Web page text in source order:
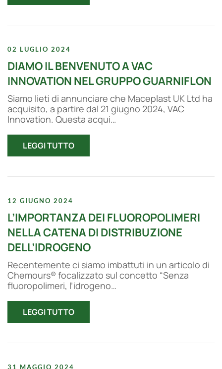
02 LUGLIO 2024
DIAMO IL BENVENUTO A VAC
INNOVATION NEL GRUPPO GUARNIFLON
Siamo lieti di annunciare che Maceplast UK Ltd ha
acquisito, a partire dal 21 giugno 2024, VAC
Innovation. Questa acqui…
LEGGI TUTTO
12 GIUGNO 2024
L’IMPORTANZA DEI FLUOROPOLIMERI
NELLA CATENA DI DISTRIBUZIONE
DELL’IDROGENO
Recentemente ci siamo imbattuti in un articolo di
Chemours® focalizzato sul concetto “Senza
fluoropolimeri, l’idrogeno…
LEGGI TUTTO
31 MAGGIO 2024